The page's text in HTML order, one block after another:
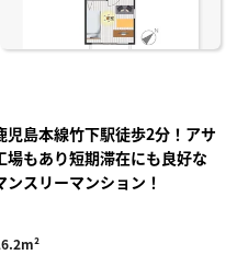
児島本線竹下駅徒歩2分！アサ
もあり短期滞在にも良好な
スリーマンション！